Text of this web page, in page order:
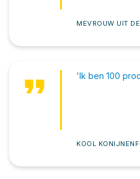
MEVROUW UIT
format_quote 'Ik ben 100
KOOL